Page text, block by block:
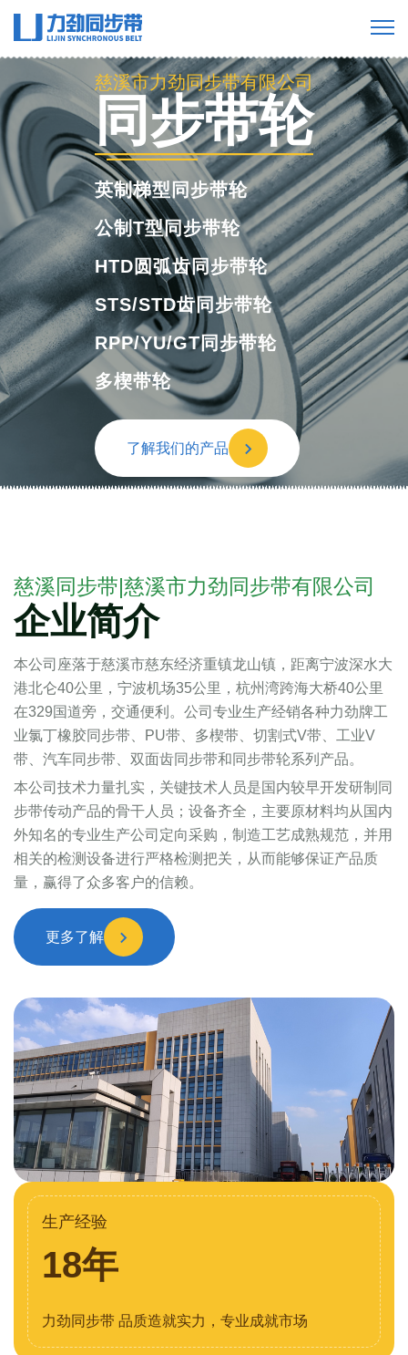
慈溪市力劲同步带有限公司
同步带轮
英制梯型同步带轮
公制T型同步带轮
HTD圆弧齿同步带轮
STS/STD齿同步带轮
RPP/YU/GT同步带轮
多楔带轮
了解我们的产品
慈溪市力劲同步带有限公司
工业橡胶同步
带
慈溪同步带|慈溪市力劲同步带有限公司
企业简介
本公司座落于慈溪市慈东经济重镇龙山镇，距离宁波深水大
港北仑40公里，宁波机场35公里，杭州湾跨海大桥40公里
在329国道旁，交通便利。公司专业生产经销各种力劲牌工
业氯丁橡胶同步带、PU带、多楔带、切割式V带、工业V
带、汽车同步带、双面齿同步带和同步带轮系列产品。
本公司技术力量扎实，关键技术人员是国内较早开发研制同
步带传动产品的骨干人员；设备齐全，主要原材料均从国内
外知名的专业生产公司定向采购，制造工艺成熟规范，并用
相关的检测设备进行严格检测把关，从而能够保证产品质
量，赢得了众多客户的信赖。
更多了解
生产经验
18年
力劲同步带 品质造就实力，专业成就市场